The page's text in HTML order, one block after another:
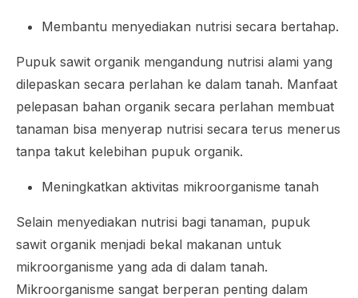
Membantu menyediakan nutrisi secara bertahap.
Pupuk sawit organik mengandung nutrisi alami yang
dilepaskan secara perlahan ke dalam tanah. Manfaat
pelepasan bahan organik secara perlahan membuat
tanaman bisa menyerap nutrisi secara terus menerus
tanpa takut kelebihan pupuk organik.
Meningkatkan aktivitas mikroorganisme tanah
Selain menyediakan nutrisi bagi tanaman, pupuk
sawit organik menjadi bekal makanan untuk
mikroorganisme yang ada di dalam tanah.
Mikroorganisme sangat berperan penting dalam